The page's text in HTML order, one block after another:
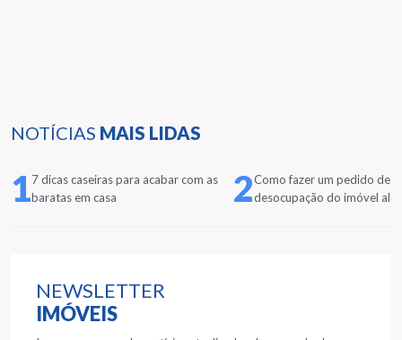
NOTÍCIAS MAIS LIDAS
17 dicas caseiras para acabar com as
baratas em casa
2Como fazer um pedido de
desocupação do imóvel
NEWSLETTER
IMÓVEIS